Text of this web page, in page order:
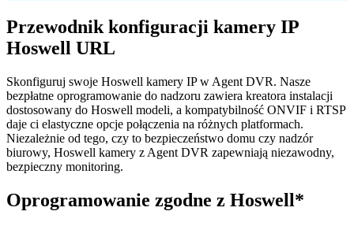
Przewodnik konfiguracji kamery IP
Hoswell URL
Skonfiguruj swoje Hoswell kamery IP w Agent DVR. Nasze
bezpłatne oprogramowanie do nadzoru zawiera kreatora instalacji
dostosowany do Hoswell modeli, a kompatybilność ONVIF i RTSP
daje ci elastyczne opcje połączenia na różnych platformach.
Niezależnie od tego, czy to bezpieczeństwo domu czy nadzór
biurowy, Hoswell kamery z Agent DVR zapewniają niezawodny,
bezpieczny monitoring.
Oprogramowanie zgodne z Hoswell*